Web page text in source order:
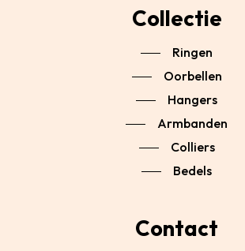
Collectie
Ringen
Oorbellen
Hangers
Armbanden
Colliers
Bedels
Contact